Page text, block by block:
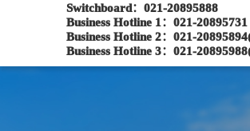
Switchboard：021-20895888
Business Hotline 1：021-20895731
Business Hotline 2：021-
Business Hotline 3：021-